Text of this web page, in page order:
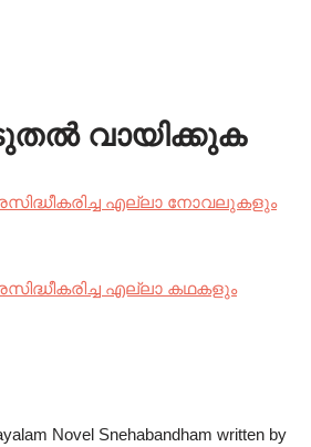
വായിക്കുക
എല്ലാ നോവലുകളും
എല്ലാ കഥകളും
Novel Snehabandham written by